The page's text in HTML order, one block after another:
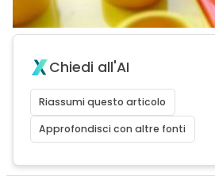
Chiedi all'AI
Riassumi questo articolo
Approfondisci con altre fonti